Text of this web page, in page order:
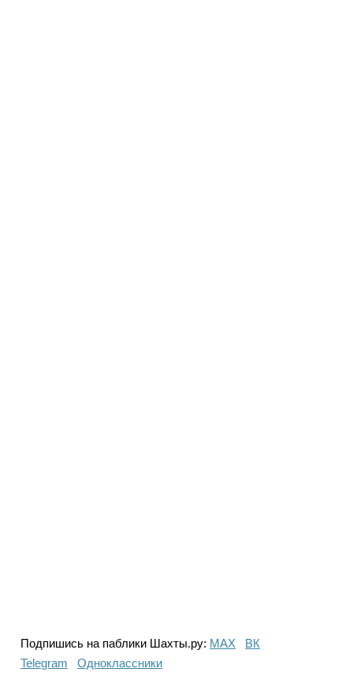
Подпишись на паблики Шахты.ру: МАХ
ВК
Telegram
Одноклассники